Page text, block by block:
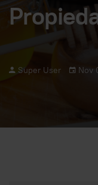
Super User Nov